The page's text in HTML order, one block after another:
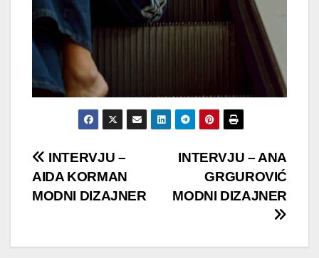
Post
navigation
INTERVJU – ANA
GRGUROVIĆ
MODNI DIZAJNER
INTERVJU –
AIDA KORMAN
MODNI DIZAJNER